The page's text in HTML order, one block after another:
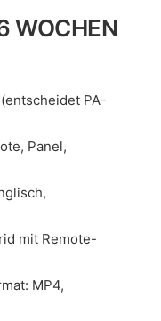
WOCHEN
PA-
Panel,
mit Remote-
MP4,